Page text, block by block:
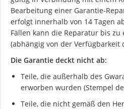
Bearbeitung einer Garantie-
erfolgt innerhalb von 14 Tagen
Fällen kann die Reparatur bis
(abhängig von der Verfügbarkeit
Die Garantie deckt nicht ab:
Teile, die außerhalb des
erworben wurden (Stempel
Teile, die nicht gemäß den